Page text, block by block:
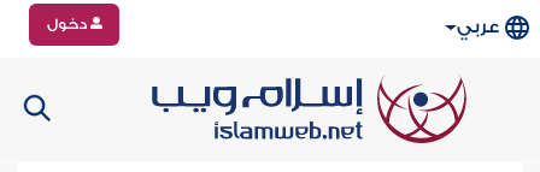
عربي دخول